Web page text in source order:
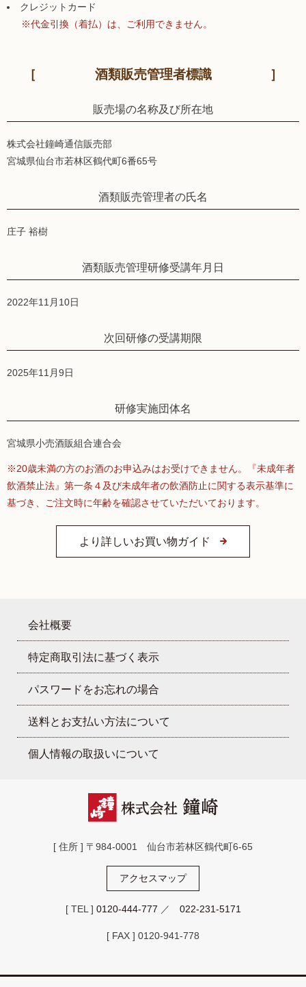
クレジットカード
※代金引換（着払）は、ご利用できません。
酒類販売管理者標識
販売場の名称及び所在地
株式会社鐘崎通信販売部
宮城県仙台市若林区鶴代町6番65号
酒類販売管理者の氏名
庄子 裕樹
酒類販売管理研修受講年月日
2022年11月10日
次回研修の受講期限
2025年11月9日
研修実施団体名
宮城県小売酒販組合連合会
※20歳未満の方のお酒のお申込みはお受けできません。『未成年者
飲酒禁止法』第一条４及び未成年者の飲酒防止に関する表示基準に
基づき、ご注文時に年齢を確認させていただいております。
より詳しいお買い物ガイド
会社概要
特定商取引法に基づく表示
パスワードをお忘れの場合
送料とお支払い方法について
個人情報の取扱いについて
[ 住所 ] 〒984-0001 仙台市若林区鶴代町6-65
アクセスマップ
[ TEL ] 0120-444-777 ／ 022-231-5171
[ FAX ] 0120-941-778